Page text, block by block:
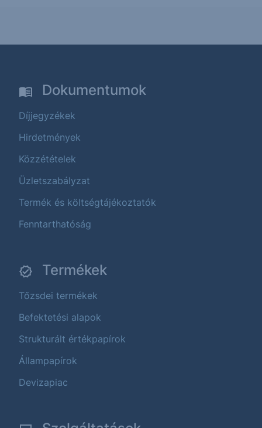
Dokumentumok
Díjjegyzékek
Hirdetmények
Közzétételek
Üzletszabályzat
Termék és költségtájékoztatók
Fenntarthatóság
Termékek
Tőzsdei termékek
Befektetési alapok
Strukturált értékpapírok
Állampapírok
Devizapiac